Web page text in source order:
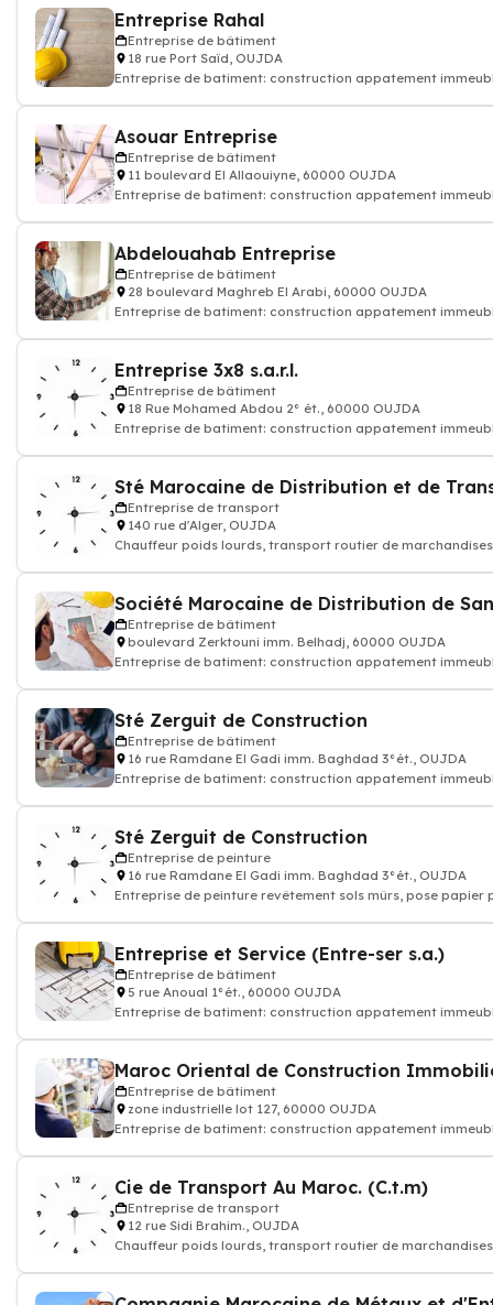
Entreprise Rahal
Entreprise de bâtiment
18 rue Port Saïd, OUJDA
Entreprise de batiment: construction appatement
Asouar Entreprise
Entreprise de bâtiment
11 boulevard El Allaouiyne, 60000 OUJDA
Entreprise de batiment: construction appatement
Abdelouahab Entreprise
Entreprise de bâtiment
28 boulevard Maghreb El Arabi, 60000 OUJDA
Entreprise de batiment: construction appatement
Entreprise 3x8 s.a.r.l.
Entreprise de bâtiment
18 Rue Mohamed Abdou 2° ét., 60000 OUJDA
Entreprise de batiment: construction appatement
Entreprise de transport
140 rue d'Alger, OUJDA
Chauffeur poids lourds, transport routier de
Société Marocaine de Distribution de
Entreprise de bâtiment
boulevard Zerktouni imm. Belhadj, 60000 OUJDA
Entreprise de batiment: construction appatement
Sté Zerguit de Construction
Entreprise de bâtiment
16 rue Ramdane El Gadi imm. Baghdad 3°ét., OUJDA
Entreprise de batiment: construction appatement
Sté Zerguit de Construction
Entreprise de peinture
16 rue Ramdane El Gadi imm. Baghdad 3°ét., OUJDA
Entreprise de peinture revêtement sols mûrs, pose papier
Entreprise et Service (Entre-ser s.a.)
Entreprise de bâtiment
5 rue Anoual 1°ét., 60000 OUJDA
Entreprise de batiment: construction appatement
Maroc Oriental de Construction
Entreprise de bâtiment
zone industrielle lot 127, 60000 OUJDA
Entreprise de batiment: construction appatement
Cie de Transport Au Maroc. (C.t.m)
Entreprise de transport
12 rue Sidi Brahim., OUJDA
Chauffeur poids lourds, transport routier de